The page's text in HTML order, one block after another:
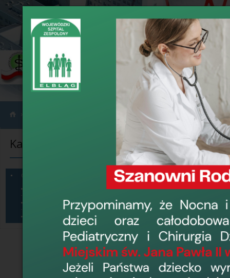
Kategorie informacji
Ogłoszenia
Dzierżawa pomieszczeń
Ogłoszenia
Przetarg na
24 lutego 2023,
Wojewódzki Szpital
powierzchni pod
Parterze Budynku
znajduje się na
Konkurs ofert
zdrowotnych